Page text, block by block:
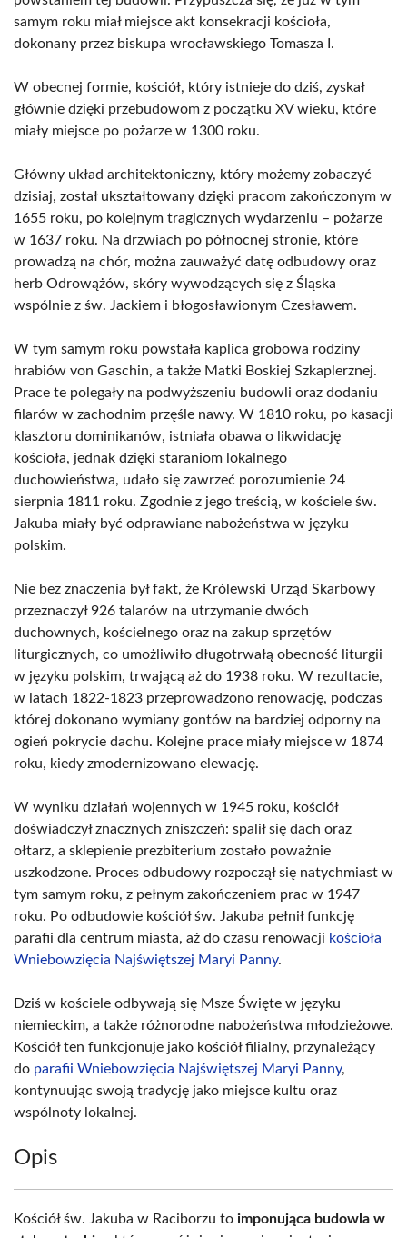
samym roku miał miejsce akt konsekracji kościoła,
dokonany przez biskupa wrocławskiego Tomasza I.
W obecnej formie, kościół, który istnieje do dziś, zyskał
głównie dzięki przebudowom z początku XV wieku, które
miały miejsce po pożarze w 1300 roku.
Główny układ architektoniczny, który możemy zobaczyć
dzisiaj, został ukształtowany dzięki pracom zakończonym w
1655 roku, po kolejnym tragicznych wydarzeniu – pożarze
w 1637 roku. Na drzwiach po północnej stronie, które
prowadzą na chór, można zauważyć datę odbudowy oraz
herb Odrowążów, skóry wywodzących się z Śląska
wspólnie z św. Jackiem i błogosławionym Czesławem.
W tym samym roku powstała kaplica grobowa rodziny
hrabiów von Gaschin, a także Matki Boskiej Szkaplerznej.
Prace te polegały na podwyższeniu budowli oraz dodaniu
filarów w zachodnim przęśle nawy. W 1810 roku, po kasacji
klasztoru dominikanów, istniała obawa o likwidację
kościoła, jednak dzięki staraniom lokalnego
duchowieństwa, udało się zawrzeć porozumienie 24
sierpnia 1811 roku. Zgodnie z jego treścią, w kościele św.
Jakuba miały być odprawiane nabożeństwa w języku
polskim.
Nie bez znaczenia był fakt, że Królewski Urząd Skarbowy
przeznaczył 926 talarów na utrzymanie dwóch
duchownych, kościelnego oraz na zakup sprzętów
liturgicznych, co umożliwiło długotrwałą obecność liturgii
w języku polskim, trwającą aż do 1938 roku. W rezultacie,
w latach 1822-1823 przeprowadzono renowację, podczas
której dokonano wymiany gontów na bardziej odporny na
ogień pokrycie dachu. Kolejne prace miały miejsce w 1874
roku, kiedy zmodernizowano elewację.
W wyniku działań wojennych w 1945 roku, kościół
doświadczył znacznych zniszczeń: spalił się dach oraz
ołtarz, a sklepienie prezbiterium zostało poważnie
uszkodzone. Proces odbudowy rozpoczął się natychmiast w
tym samym roku, z pełnym zakończeniem prac w 1947
roku. Po odbudowie kościół św. Jakuba pełnił funkcję
parafii dla centrum miasta, aż do czasu renowacji kościoła
Wniebowzięcia Najświętszej Maryi Panny.
Dziś w kościele odbywają się Msze Święte w języku
niemieckim, a także różnorodne nabożeństwa młodzieżowe.
Kościół ten funkcjonuje jako kościół filialny, przynależący
do parafii Wniebowzięcia Najświętszej Maryi Panny,
kontynuując swoją tradycję jako miejsce kultu oraz
wspólnoty lokalnej.
Opis
Kościół św. Jakuba w Raciborzu to imponująca budowla w